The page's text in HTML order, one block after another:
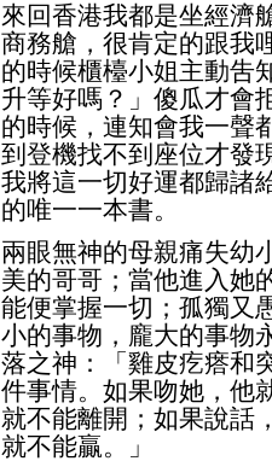
來回香港我都是坐經濟
商務艙，很肯定的跟我
的時候櫃檯小姐主動吿
升等好嗎？」傻瓜才會
的時候，連知會我一聲
到登機找不到座位才發
我將這一切好運都歸諸
的唯一一本書。
兩眼無神的母親痛失幼
美的哥哥；當他進入她
能便掌握一切；孤獨又
小的事物，龐大的事物
落之神：「雞皮疙瘩和
件事情。如果吻她，他
就不能離開；如果說話
就不能贏。」